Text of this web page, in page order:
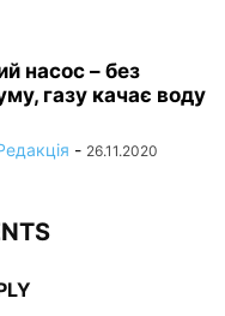
насос – без
газу качає воду
- 26.11.2020